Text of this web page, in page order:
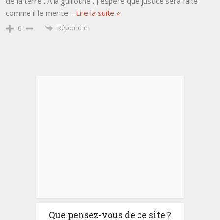
comme il le merite… Lire la suite »
0 Répondre
Que pensez-vous de ce site ?